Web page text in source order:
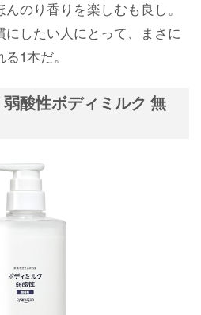
のり香りを楽しむも良し。
したい人にとって、まさに
1本だ。
酸性ボディミルク 無